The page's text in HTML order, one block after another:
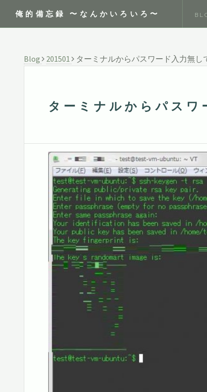
俺的備忘録 〜なんかいろいろ〜
Blog 201501 ターミナルからパスワード入力無し
ターミナルからパス